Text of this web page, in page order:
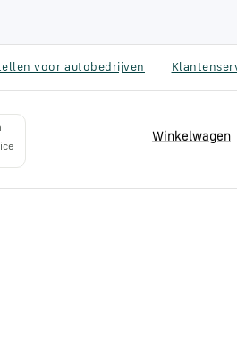
voor autobedrijven
Winkelwagen